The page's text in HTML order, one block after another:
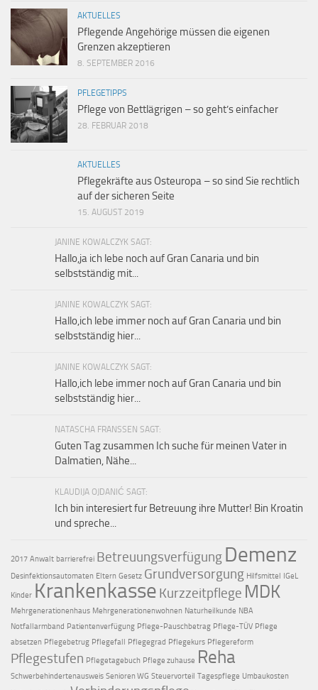
AKTUELLES
Pflegende Angehörige müssen die eigenen
Grenzen akzeptieren
8. SEPTEMBER 2016
PFLEGETIPPS
Pflege von Bettlägrigen – so geht’s einfacher
28. FEBRUAR 2018
AKTUELLES
Pflegekräfte aus Osteuropa – so sind Sie rechtlich
auf der sicheren Seite
15. AUGUST 2019
JANINE KOWALCZYK SAGT:
Hallo,ja ich lebe noch auf Gran Canaria und bin
selbstständig mit...
JANINE KOWALCZYK SAGT:
Hallo,ich lebe immer noch auf Gran Canaria und bin
selbstständig hier...
JANINE KOWALCZYK SAGT:
Hallo,ich lebe immer noch auf Gran Canaria und bin
selbstständig hier...
NATASCHA FRANSSEN SAGT:
Guten Tag zusammen Ich suche für meinen Vater in
Dalmatien, Nähe...
KLAUDIJA OJDANIĆ SAGT:
Ich bin interesiert fur Betreuung ihre Mutter! Bin Kroatin
und spreche...
2017 Anwalt barrierefrei Betreuungsverfügung Demenz
Desinfektionsautomaten Eltern Gesetz Grundversorgung Hilfsmittel IGeL
Kinder Krankenkasse Kurzzeitpflege MDK
Mehrgenerationenhaus Mehrgenerationenwohnen Naturheilkunde NBA
Notfallarmband Patientenverfügung Pflege-Pauschbetrag Pflege-TÜV Pflege
absetzen Pflegebetrug Pflegefall Pflegegrad Pflegekurs Pflegereform
Pflegestufen Pflegetagebuch Pflege zuhause Reha
Schwerbehindertenausweis Senioren WG Steuervorteil Tagespflege Umbaukosten